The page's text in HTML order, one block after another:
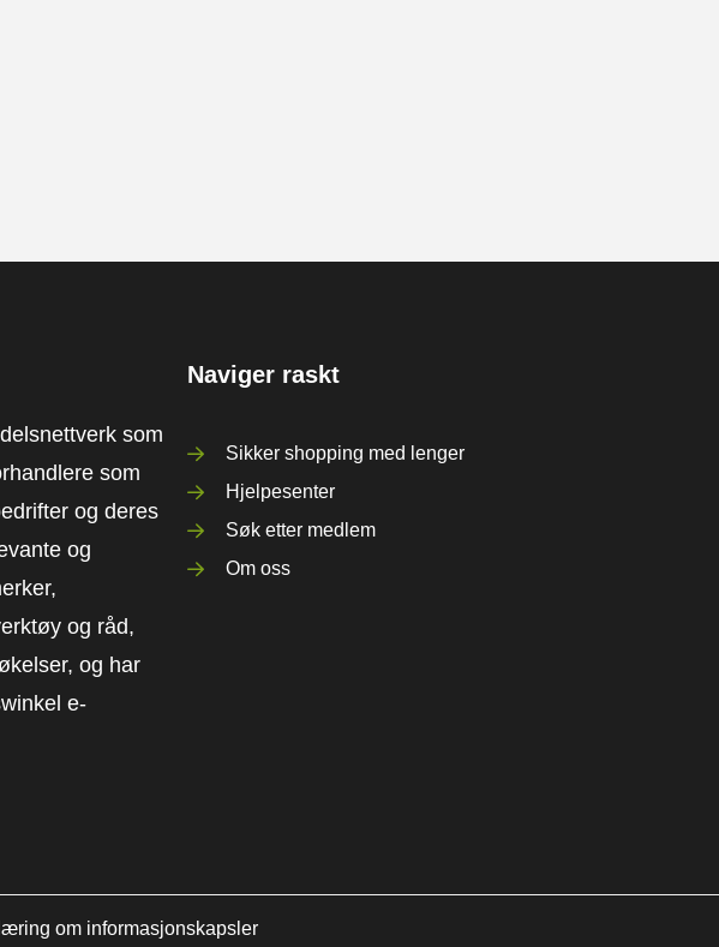
som
som
og deres
og
og råd,
og har
e-
Naviger raskt
Sikker shopping med lenger
Hjelpesenter
Søk etter medlem
Om oss
om informasjonskapsler